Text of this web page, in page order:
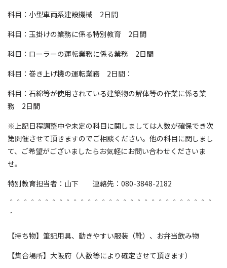
科目：小型車両系建設機械 2日間
科目：玉掛けの業務に係る特別教育 2日間
科目：ローラーの運転業務に係る業務 2日間
科目：巻き上げ機の運転業務 2日間：
科目：石綿等が使用されている建築物の解体等の作業に係る業
務 2日間
※上記日程調整中や未定の科目に関しましては人数が確保でき次
第開催させて頂きますのでご相談ください。他の科目に関しまし
て、ご希望がございましたらお気軽にお問い合わせくださいま
せ。
特別教育担当者：山下 連絡先：080-3848-2182
＾＾＾＾＾＾＾＾＾＾＾＾＾＾＾＾＾＾＾＾＾＾＾＾＾＾＾＾＾
＾
【持ち物】筆記用具、動きやすい服装（靴）、お弁当飲み物
【集合場所】大阪府（人数等により確定させて頂きます）